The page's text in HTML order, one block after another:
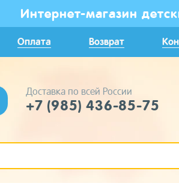
Интернет-магазин
Оплата Возврат
Доставка по всей России
+7 (985) 436-85-75